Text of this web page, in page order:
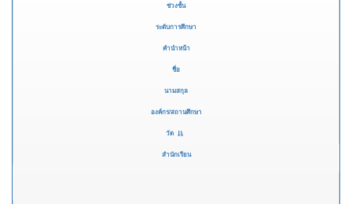
ช่วงชั้น
ระดับการศึกษา
คำนำหน้า
ชื่อ
นามสกุล
องค์กร/สถานศึกษา
วัด
สำนักเรียน